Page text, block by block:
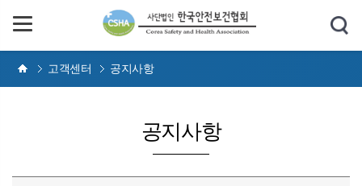
고객센터 공지사항
공지사항